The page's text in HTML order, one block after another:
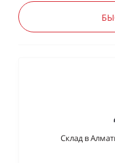
Склад в